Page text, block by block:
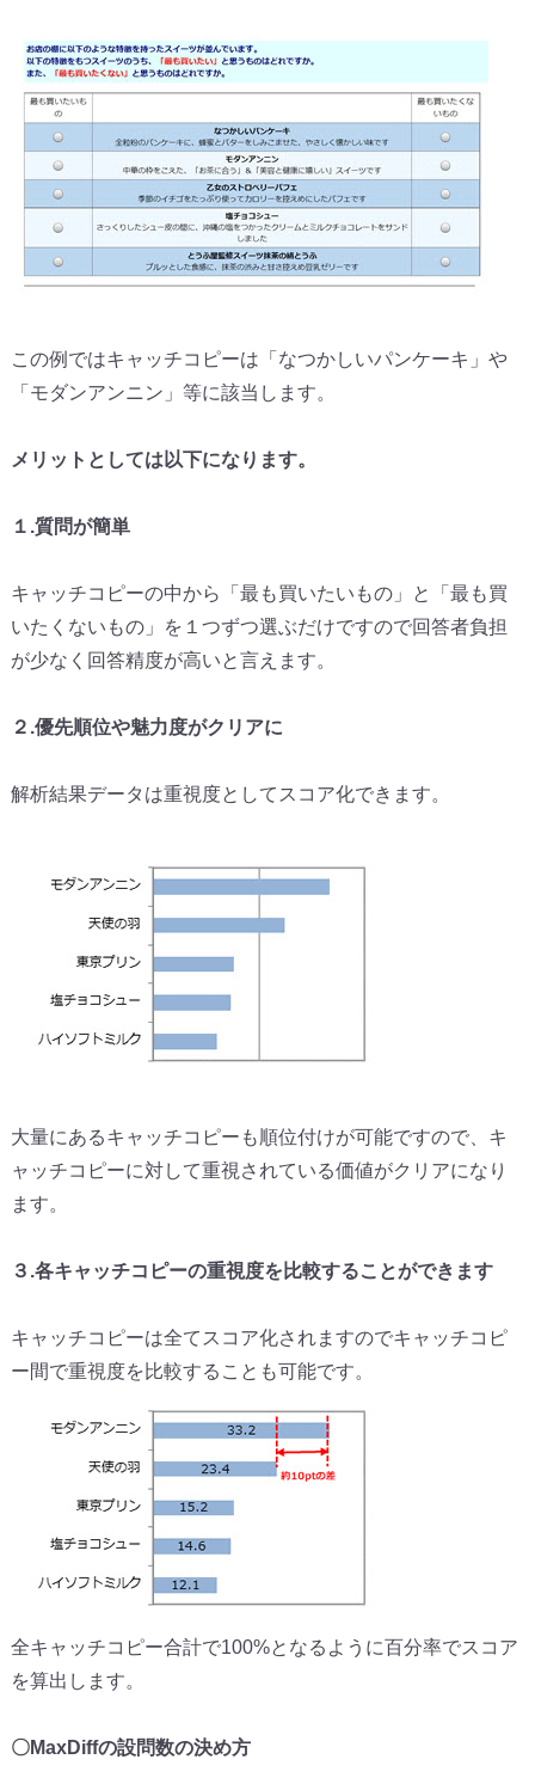
この例ではキャッチコピーは「なつかしいパンケーキ」や
「 モダンアンニン」等に該当します。
メリットとしては以下になります。
１.質問が簡単
キャッチコピーの中から「最も買いたいもの」と「 最も買
いたくないもの」
を１つずつ選ぶだけですので回答者負担
が少なく回答精度が高いと言えます。
２.優先順位や魅力度がクリアに
解析結果データは重視度としてスコア化できます。
大量にあるキャッチコピーも順位付けが可能ですので、 キ
ャッチコピーに対して重視されている価値がクリアになり
ます。
３.各キャッチコピーの重視度を比較することができます
キャッチコピーは全てスコア化されますのでキャッチコピ
ー間で重視度を比較することも可能です。
全キャッチコピー合計で100%となるように百分率でスコア
を算出します。
〇MaxDiffの設問数の決め方